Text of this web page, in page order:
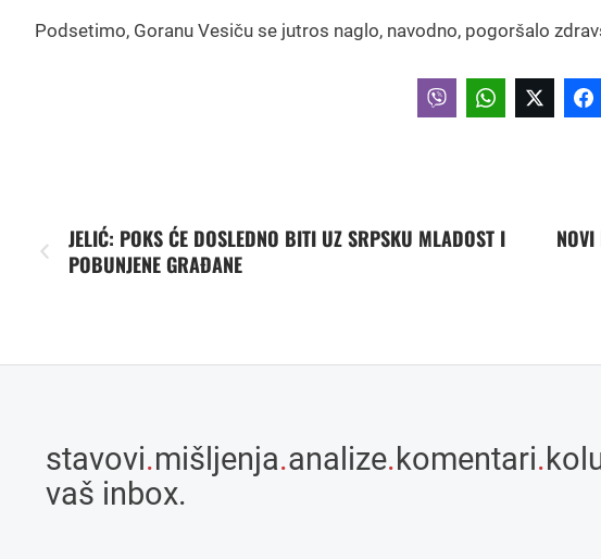
Podsetimo, Goranu Vesiču se jutros naglo, navodno, pogoršalo
JELIĆ: POKS ĆE DOSLEDNO BITI UZ SRPSKU MLADOST I
POBUNJENE GRAĐANE
stavovi.mišljenja.analize.komentari.
vaš inbox.